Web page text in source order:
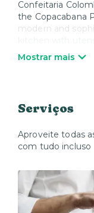
Confeitaria
the Copacabana
modern and
appliances, in
*This building
collection at our
Mostrar mais
Serviços
Aproveite todas
com tudo incluso